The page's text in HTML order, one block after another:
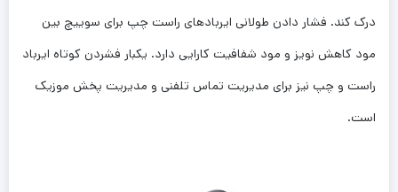
درک کند. فشار دادن طولانی ایربادهای راست چپ برای سوییچ بین
مود کاهش نویز و مود شفافیت کارایی دارد. یکبار فشردن کوتاه ایرباد
راست و چپ نیز برای مدیریت تماس تلفنی و مدیریت پخش موزیک
است.